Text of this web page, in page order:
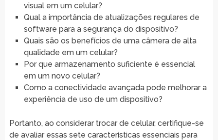
visual em um celular?
Qual a importância de atualizações regulares de
software para a segurança do dispositivo?
Quais são os benefícios de uma câmera de alta
qualidade em um celular?
Por que armazenamento suficiente é essencial
em um novo celular?
Como a conectividade avançada pode melhorar a
experiência de uso de um dispositivo?
Portanto, ao considerar trocar de celular, certifique-se
de avaliar essas sete características essenciais para